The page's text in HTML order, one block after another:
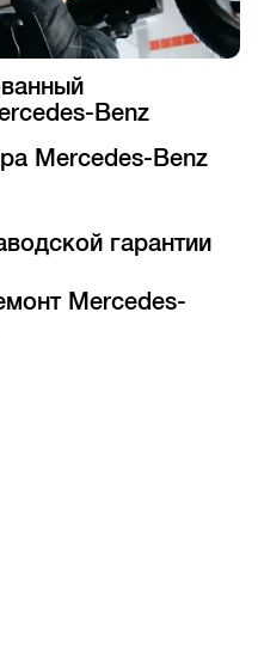
Benz
Mercedes-Benz
гарантии
Mercedes-